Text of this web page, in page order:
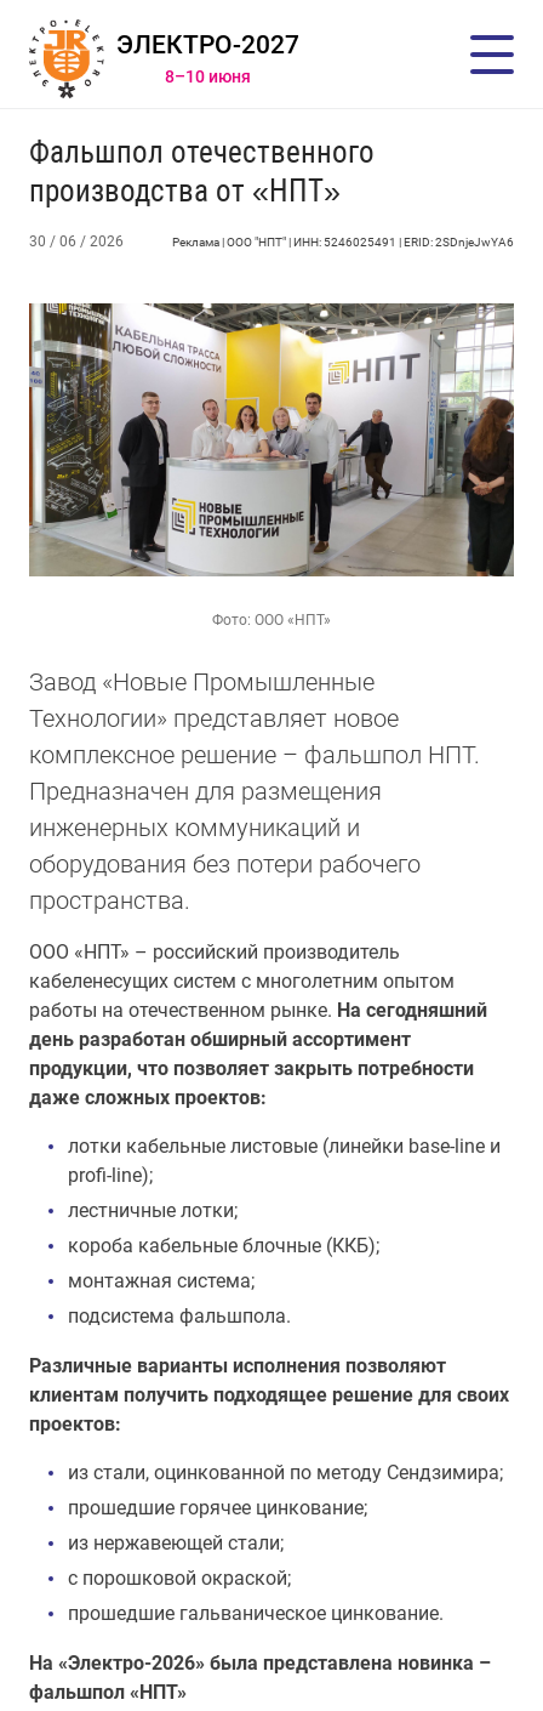
ЭЛЕКТРО-2027
8–10 июня
Фальшпол отечественного
производства от «НПТ»
30 / 06 / 2026 Реклама | ООО "НПТ" | ИНН: 5246025491 | ERID: 2SDnjeJwYA6
Фото: ООО «НПТ»
Завод «Новые Промышленные
Технологии» представляет новое
комплексное решение – фальшпол НПТ.
Предназначен для размещения
инженерных коммуникаций и
оборудования без потери рабочего
пространства.
ООО «НПТ» – российский производитель
кабеленесущих систем с многолетним опытом
работы на отечественном рынке. На сегодняшний
день разработан обширный ассортимент
продукции, что позволяет закрыть потребности
даже сложных проектов:
лотки кабельные листовые (линейки base-line и
profi-line);
лестничные лотки;
короба кабельные блочные (ККБ);
монтажная система;
подсистема фальшпола.
Различные варианты исполнения позволяют
клиентам получить подходящее решение для своих
проектов:
из стали, оцинкованной по методу Сендзимира;
прошедшие горячее цинкование;
из нержавеющей стали;
с порошковой окраской;
прошедшие гальваническое цинкование.
На «Электро-2026» была представлена новинка –
фальшпол «НПТ»